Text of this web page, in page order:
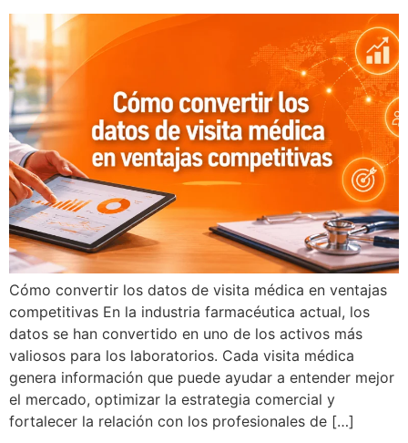
Cómo convertir los datos de visita médica en ventajas
competitivas En la industria farmacéutica actual, los
datos se han convertido en uno de los activos más
valiosos para los laboratorios. Cada visita médica
genera información que puede ayudar a entender mejor
el mercado, optimizar la estrategia comercial y
fortalecer la relación con los profesionales de […]